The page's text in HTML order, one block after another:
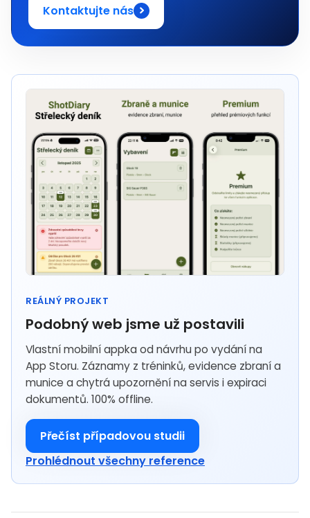
Kontaktujte nás
REÁLNÝ PROJEKT
Podobný web jsme už postavili
Vlastní mobilní appka od návrhu po vydání na
App Storu. Záznamy z tréninků, evidence zbraní a
munice a chytrá upozornění na servis i expiraci
dokumentů. 100% offline.
Přečíst případovou studii
Prohlédnout všechny reference